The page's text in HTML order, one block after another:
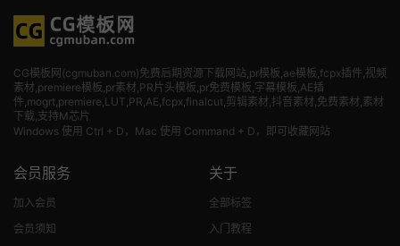
CG模板网(cgmuban.com)免费后期资源下载网站,pr模板,ae模板,fcpx插件,视频
素材 ,premiere模板,pr素材,PR片头模板,pr免费模板,字幕模板,AE插
件,mogrt,premiere,LUT,PR,AE,fcpx,finalcut,剪辑素材,抖音素材,免费素材,素材
下载,支持M芯片
Windows 使用 Ctrl + D，Mac 使用 Command + D，即可收藏网站
会员服务
加入会员
会员须知
关于
全部标签
入门教程